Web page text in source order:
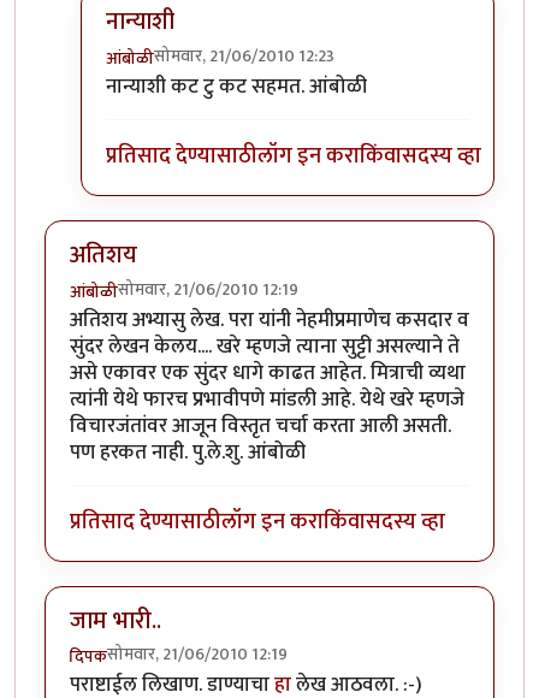
नान्याशी
आंबोळीसोमवार, 21/06/2010 12:23
In reply to>>मिपावरbyअवलिया
नान्याशी कट टु कट सहमत. आंबोळी
प्रतिसाद देण्यासाठीलॉग इन कराकिंवासदस्य व्हा
अतिशय
आंबोळीसोमवार, 21/06/2010 12:19
अतिशय अभ्यासु लेख. परा यांनी नेहमीप्रमाणेच कसदार व
सुंदर लेखन केलय.... खरे म्हणजे त्याना सुट्टी असल्याने ते
असे एकावर एक सुंदर धागे काढत आहेत. मित्राची व्यथा
त्यांनी येथे फारच प्रभावीपणे मांडली आहे. येथे खरे म्हणजे
विचारजंतांवर आजून विस्तृत चर्चा करता आली असती.
पण हरकत नाही. पु.ले.शु. आंबोळी
प्रतिसाद देण्यासाठीलॉग इन कराकिंवासदस्य व्हा
जाम भारी..
दिपकसोमवार, 21/06/2010 12:19
पराष्टाईल लिखाण. डाण्याचाहालेख आठवला. :-)